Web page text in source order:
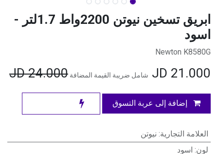
ابريق تسخين نيوتن 2200واط 1.7لتر -
اسود
Newton K8580G
21.000 شامل ضريبة القيمة المضافة 24.000
JD
إضافة إلى عربة التسوق
العلامة التجارية: نيوتن
لون: اسود